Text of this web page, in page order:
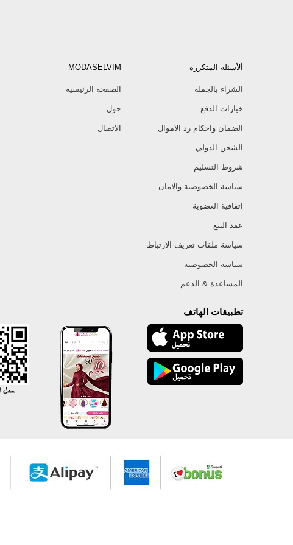
ألأسئلة المتكررة
الشراء بالجملة
خيارات الدفع
الضمان واحكام رد الاموال
الشحن الدولي
شروط التسليم
سياسة الخصوصية والامان
اتفاقية العضوية
عقد البيع
سياسة ملفات تعريف الارتباط
سياسة الخصوصية
المساعدة & الدعم
MODASELVIM
الصفحة الرئيسية
حول
الاتصال
تطبيقات الهاتف